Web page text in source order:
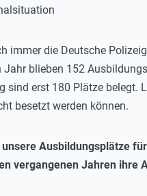
immer die Deutsche
blieben 152
erst 180 Plätze belegt.
besetzt werden können.
Ausbildungsplätze
vergangenen Jahren ihre